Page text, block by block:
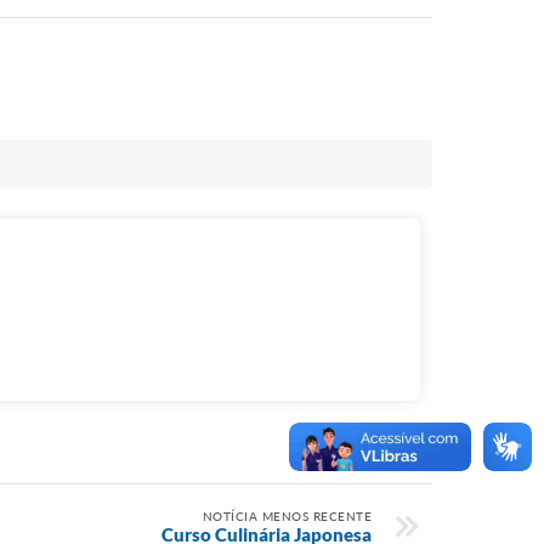
NOTÍCIA MENOS RECENTE
Curso Culinária Japonesa